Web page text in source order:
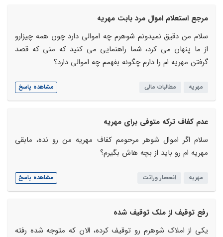
مرجع استعلام اموال مرد بابت مهریه
سلام من دقیق نمیدونم شوهرم چه اموالی دارد چون همه چیزارو
از ما پنهان می کرد، شما راهنمایی می کنید که منی که قصد
گرفتن مهریه ام را دارم چگونه بفهمم چه اموالی دارد؟
مهریه مطالبات مالی مشاهده پاسخ
عدم کفاف ترکه متوفی برای مهریه
سلام اگر اموال شوهر مرحومم کفاف مهریه من رو نده، مابقی
مهریه ام رو باید از بچه هاش بگیرم؟
مهریه انحصار وراثت مشاهده پاسخ
رفع توقیف از ملک توقیف شده
یکی از املاک شوهرم رو توقیف کرده، الان که متوجه شده رفته